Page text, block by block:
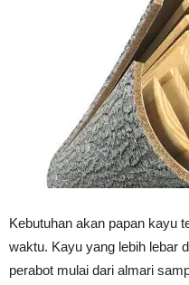
Kebutuhan akan papan kayu
waktu. Kayu yang lebih lebar
perabot mulai dari almari